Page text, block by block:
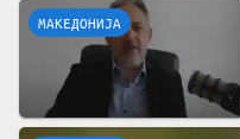
МАКЕДОНИЈА